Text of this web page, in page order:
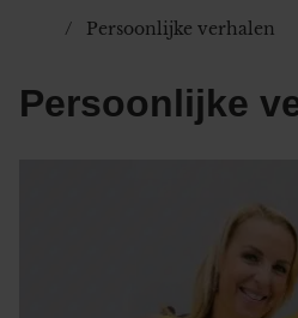
Persoonlijke verhalen
Persoonlijke